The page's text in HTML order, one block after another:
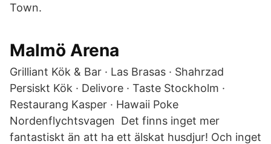
Town.
Malmö Arena
Grilliant Kök & Bar · Las Brasas · Shahrzad
Persiskt Kök · Delivore · Taste Stockholm ·
Restaurang Kasper · Hawaii Poke
Nordenflychtsvagen Det finns inget mer
fantastiskt än att ha ett älskat husdjur! Och inget